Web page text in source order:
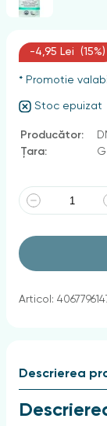
-4,95 Lei (15%)
* Promotie
Stoc epuizat
Producător:
Țara:
Articol:
Descrierea